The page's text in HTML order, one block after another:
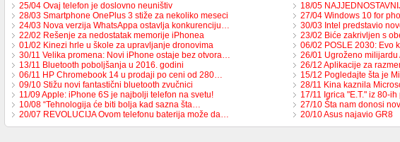
25/04 Ovaj telefon je doslovno neuništiv
28/03 Smartphone OnePlus 3 stiže za nekoliko meseci
24/03 Nova verzija WhatsAppa ostavlja konkurenciju…
22/02 Rešenje za nedostatak memorije iPhonea
01/02 Kinezi hrle u škole za upravljanje dronovima
30/11 Velika promena: Novi iPhone ostaje bez otvora…
13/11 Bluetooth poboljšanja u 2016. godini
06/11 HP Chromebook 14 u prodaji po ceni od 280…
09/10 Stižu novi fantastični bluetooth zvučnici
11/09 Apple: iPhone 6S je najbolji telefon na svetu!
10/08 “Tehnologija će biti bolja kad sazna šta…
20/07 REVOLUCIJA Ovom telefonu baterija može da…
18/05
27/04 Windows 10 for
30/03 Intel predstavio
23/02 Biće zakrivljen s
06/02 POSLE 2030: Evo
26/01 Ugroženo
26/12 Aplikacije za
15/12 Pogledajte šta je
28/11 Kina kaznila
17/11 Igrica "E.T." iz 80-
27/10 Šta nam donosi
20/10 Asus najavio GR8